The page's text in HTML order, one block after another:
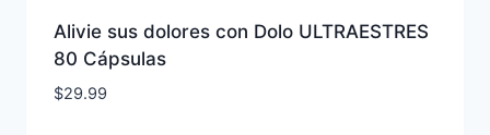
Alivie sus dolores con Dolo ULTRAESTRES
80 Cápsulas
$29.99